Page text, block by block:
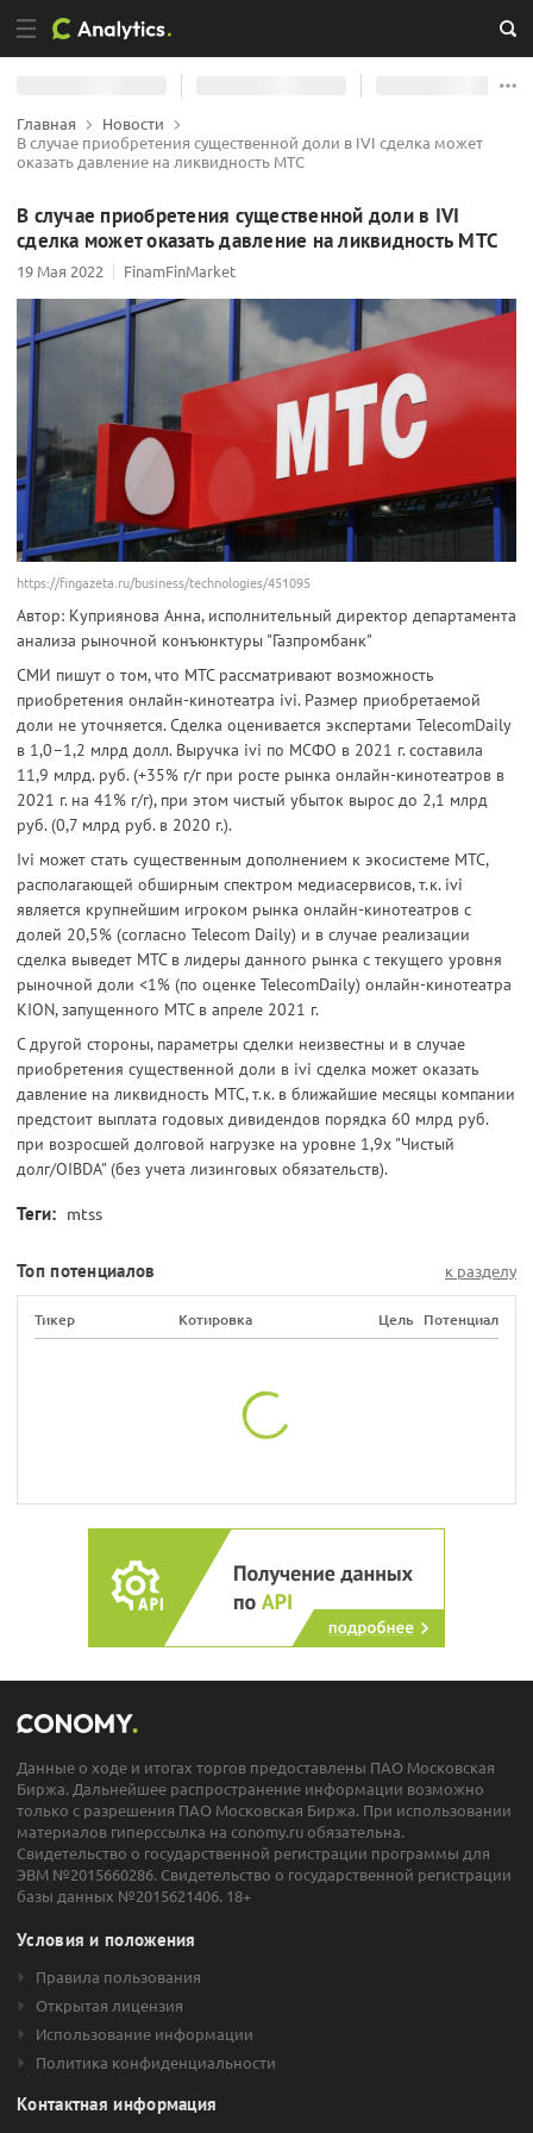
Главная
Новости
В случае приобретения существенной доли в IVI сделка может
оказать давление на ликвидность МТС
В случае приобретения существенной доли в IVI
сделка может оказать давление на ликвидность МТС
19 Мая 2022 FinamFinMarket
https://fingazeta.ru/business/technologies/451095
Автор: Куприянова Анна, исполнительный директор департамента
анализа рыночной конъюнктуры "Газпромбанк"
СМИ пишут о том, что МТС рассматривают возможность
приобретения онлайн-кинотеатра ivi. Размер приобретаемой
доли не уточняется. Сделка оценивается экспертами TelecomDaily
в 1,0–1,2 млрд долл. Выручка ivi по МСФО в 2021 г. составила
11,9 млрд. руб. (+35% г/г при росте рынка онлайн-кинотеатров в
2021 г. на 41% г/г), при этом чистый убыток вырос до 2,1 млрд
руб. (0,7 млрд руб. в 2020 г.).
Ivi может стать существенным дополнением к экосистеме МТС,
располагающей обширным спектром медиасервисов, т.к. ivi
является крупнейшим игроком рынка онлайн-кинотеатров с
долей 20,5% (согласно Telecom Daily) и в случае реализации
сделка выведет МТС в лидеры данного рынка c текущего уровня
рыночной доли <1% (по оценке TelecomDaily) онлайн-кинотеатра
KION, запущенного МТС в апреле 2021 г.
С другой стороны, параметры сделки неизвестны и в случае
приобретения существенной доли в ivi сделка может оказать
давление на ликвидность МТС, т.к. в ближайшие месяцы компании
предстоит выплата годовых дивидендов порядка 60 млрд руб.
при возросшей долговой нагрузке на уровне 1,9х "Чистый
долг/OIBDA" (без учета лизинговых обязательств).
Теги: mtss
Топ потенциалов к разделу
Тикер Котировка Цель Потенциал
Данные о ходе и итогах торгов предоставлены ПАО Московская
Биржа. Дальнейшее распространение информации возможно
только с разрешения ПАО Московская Биржа. При использовании
материалов гиперссылка на conomy.ru обязательна.
Свидетельство о государственной регистрации программы для
ЭВМ №2015660286. Свидетельство о государственной регистрации
базы данных №2015621406. 18+
Условия и положения
Правила пользования
Открытая лицензия
Использование информации
Политика конфиденциальности
Контактная информация